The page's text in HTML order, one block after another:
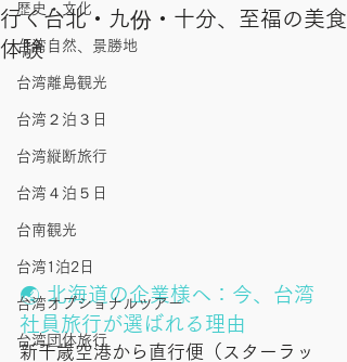
歴史・文化
台湾自然、景勝地
台湾離島観光
台湾２泊３日
台湾縦断旅行
台湾４泊５日
台南観光
台湾1泊2日
台湾オプショナルツアー
台湾団体旅行
行く台北・九份・十分、至福の美食
体験
🌏 北海道の企業様へ：今、台湾
社員旅行が選ばれる理由
新千歳空港から直行便（スターラッ